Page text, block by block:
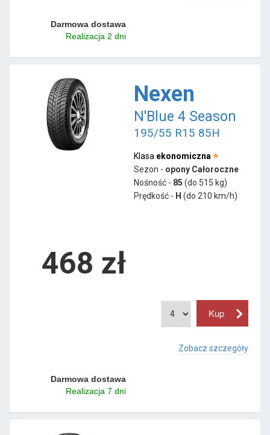
Darmowa dostawa
Realizacja 2 dni
Nexen
N'Blue 4 Season
195/55 R15 85H
Klasa ekonomiczna
Sezon - opony Całoroczne
Nośność - 85 (do 515 kg)
Prędkość - H (do 210 km/h)
468 zł
Zobacz szczegóły
Darmowa dostawa
Realizacja 7 dni